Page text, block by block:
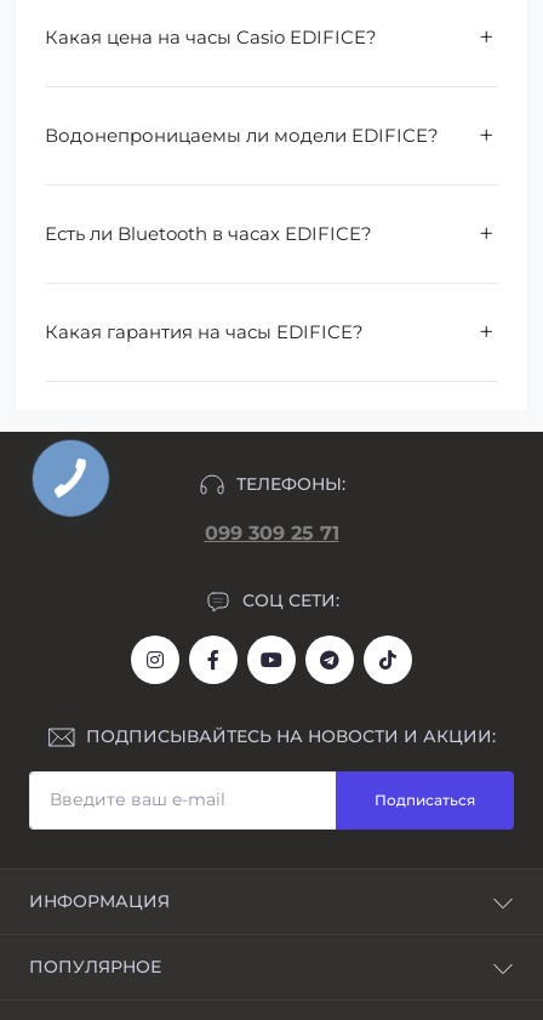
Какая цена на часы Casio EDIFICE?
Водонепроницаемы ли модели EDIFICE?
Есть ли Bluetooth в часах EDIFICE?
Какая гарантия на часы EDIFICE?
ТЕЛЕФОНЫ:
099 309 25 71
СОЦ СЕТИ:
ПОДПИСЫВАЙТЕСЬ НА НОВОСТИ И АКЦИИ:
Подписаться
ИНФОРМАЦИЯ
Awarder – бренд наручных часов
ПОПУЛЯРНОЕ